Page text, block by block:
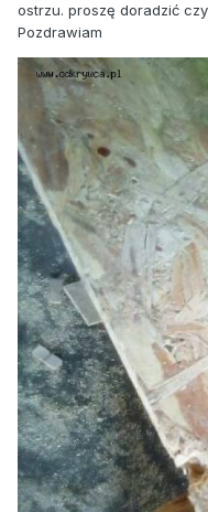
ostrzu. proszę doradzić
Pozdrawiam